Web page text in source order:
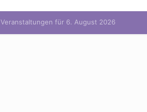
Veranstaltungen für 6. August 2026